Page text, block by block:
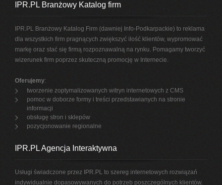
IPR.PL Branżowy Katalog firm
IPR.PL Branżowy Katalog Firm (dawniej Info-Podkarpackie) to reklama
dla wszystkich firm pragnących zwiększyć ilość klientów, wypromować
markę oraz stać się firmą rozpoznawalną na rynku. Pomagamy tworzyć
wizerunek firm poprzez skuteczną promocję w Internecie.
Oferujemy:
tworzenie zoptymalizowanych witryn internetowych z CMS
pomoc w doborze formy i treści przedstawianych na stronie
informacji
obsługę stron i sklepów
pozycjonowanie regionalne
IPR.PL Agencja Interaktywna
Usługi świadczone przez IPR.PL to szereg internetowych rozwiązań
indywidualnie dopasowywanych do potrzeb poszczególnych klientów.